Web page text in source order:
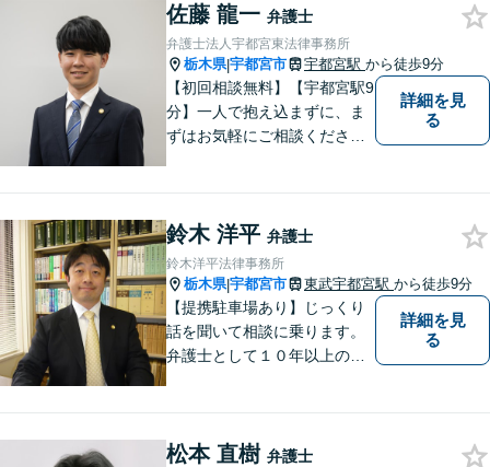
ご相談は、内容によって、初
回相談を無料としておりま
す。
佐藤 龍一 弁護士
弁護士法人宇都宮東法律事務所
栃木県|宇都宮市 宇都宮駅 から徒歩9分
【初回相談無料】【宇都宮駅9
分】一人で抱え込まずに、ま
ずはお気軽にご相談くださ
詳細を見
る
鈴木 洋平 弁護士
鈴木洋平法律事務所
栃木県|宇都宮市 東武宇都宮駅 から徒歩9分
【提携駐車場あり】じっくり
話を聞いて相談に乗ります。
弁護士として１０年以上の経
詳細を見
る
松本 直樹 弁護士